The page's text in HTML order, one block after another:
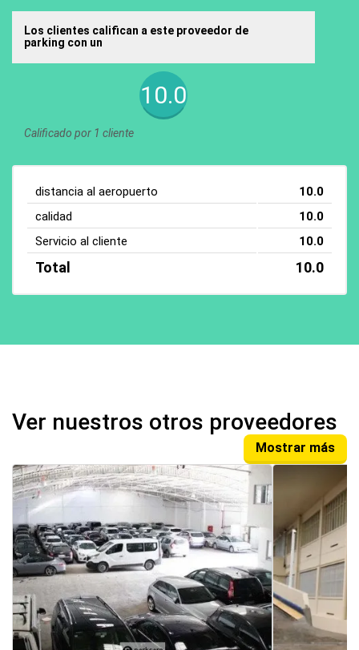
Los clientes califican a este proveedor de
parking con un
10.0
Calificado por 1 cliente
distancia al aeropuerto
10.0
calidad
10.0
Servicio al cliente
10.0
Total 10.0
Ver nuestros otros proveedores
Mostrar más